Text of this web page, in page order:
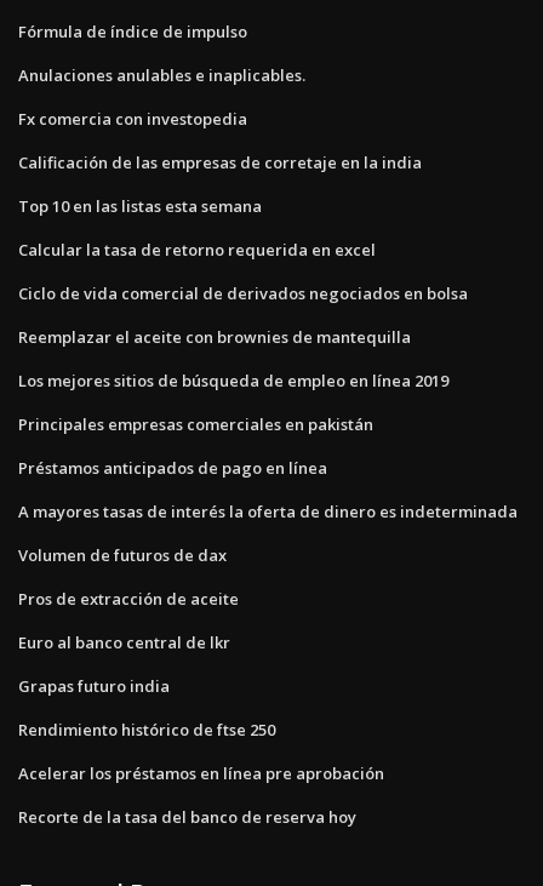
Fórmula de índice de impulso
Anulaciones anulables e inaplicables.
Fx comercia con investopedia
Calificación de las empresas de corretaje en la india
Top 10 en las listas esta semana
Calcular la tasa de retorno requerida en excel
Ciclo de vida comercial de derivados negociados en bolsa
Reemplazar el aceite con brownies de mantequilla
Los mejores sitios de búsqueda de empleo en línea 2019
Principales empresas comerciales en pakistán
Préstamos anticipados de pago en línea
A mayores tasas de interés la oferta de dinero es indeterminada
Volumen de futuros de dax
Pros de extracción de aceite
Euro al banco central de lkr
Grapas futuro india
Rendimiento histórico de ftse 250
Acelerar los préstamos en línea pre aprobación
Recorte de la tasa del banco de reserva hoy